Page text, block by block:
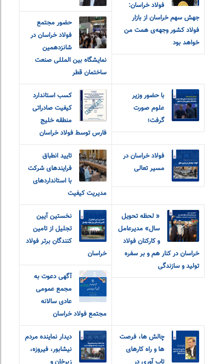
فولاد خراسان:
جهش سهم خراسان از بازار
فولاد کشور وجهه‌ی همت من
خواهد بود
حضور مجتمع
فولاد خراسان در
شانزدهمین
نمایشگاه بین المللی صنعت
ساختمان قطر
با حضور وزیر
علوم صورت
گرفت؛
کسب استاندارد
کیفیت صادراتی
منطقه خلیج
فارس توسط فولاد خراسان
فولاد خراسان در
مسیر تعالی
تایید انطباق
فرایندهای شرکت
با استانداردهای
مدیریت کیفیت
« لحظه تحویل
سال» مدیرعامل
و‌ کارکنان فولاد
خراسان در کنار هم و بر سفره
تولید و سازندگی
نخستین آیین
تجلیل از تامین
کنندگان برتر فولاد
خراسان
آگهی دعوت به
مجمع عمومی
عادی سالانه
مجتمع فولاد خراسان
چالش ها، فرصت
ها و راه کارهای
دیدار نماینده مردم
نیشابور، فیروزه،